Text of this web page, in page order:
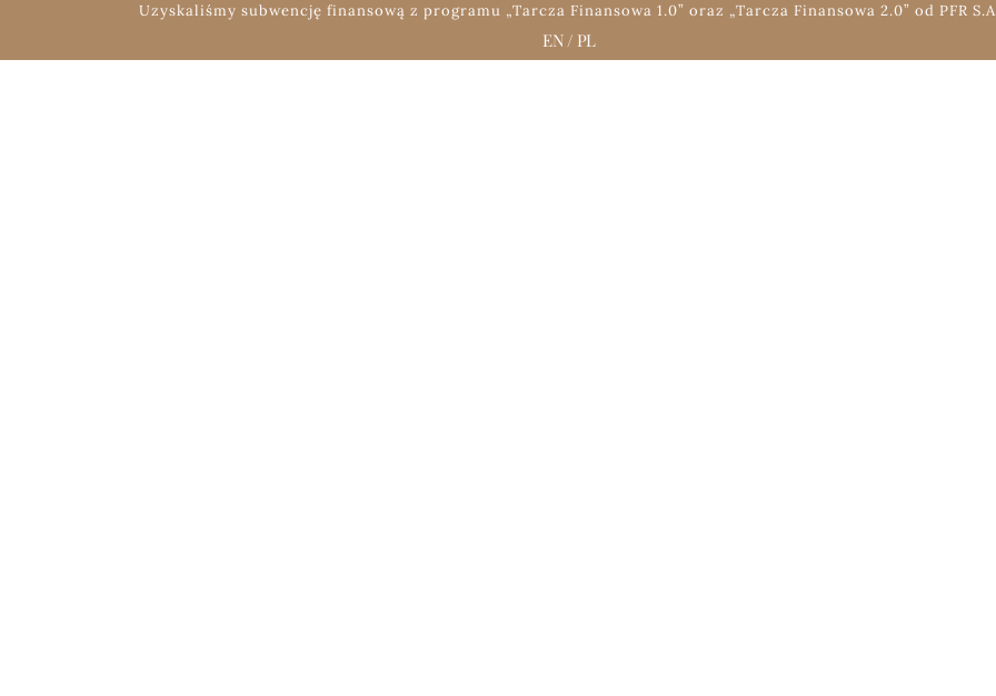
Uzyskaliśmy subwencję finansową z programu „Tarcza Finansowa 1.0” oraz „Tarcza Finansowa 2.0” od PFR
EN/ PL